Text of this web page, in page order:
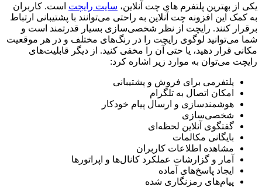
بهترین پلتفرم های چت آنلاین،سایت رایچت است. کاربران
این افزونه چت آنلاین به راحتی می‌توانند با پشتیبانی ارتباط
کنند. رایچت از نظر شخصی‌سازی بسیار قدرتمند است و
می‌توانید لوگوی رایچت را در رنگ‌های مختلف و در هر موقعیت
قرار دهید، یا حتی آن را مخفی کنید. از دیگر قابلیت‌های
می‌توان به موارد زیر اشاره کرد:
پلتفرمی برای فروش و پشتیبانی
امکان اتصال به تلگرام
هوشمندسازی و ارسال پیام خودکار
شخصی‌سازی
گفتگوی آنلاین لحظه‌ای
بایگانی مکالمات
مشاهده اطلاعات کاربران
آمار و گزارشات عملکرد کانال‌ها و اپراتورها
ایجاد پاسخ‌های آماده
پیام‌های رمزنگاری شده